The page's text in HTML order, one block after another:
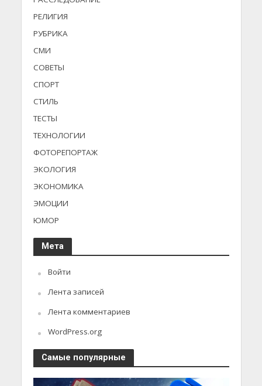
РЕЛИГИЯ
РУБРИКА
СМИ
СОВЕТЫ
СПОРТ
СТИЛЬ
ТЕСТЫ
ТЕХНОЛОГИИ
ФОТОРЕПОРТАЖ
ЭКОЛОГИЯ
ЭКОНОМИКА
ЭМОЦИИ
ЮМОР
Мета
Войти
Лента записей
Лента комментариев
WordPress.org
Самые популярные